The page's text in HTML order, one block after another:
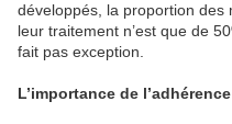
développés, la proportion des
leur traitement n’est que de
fait pas exception.
L’importance de